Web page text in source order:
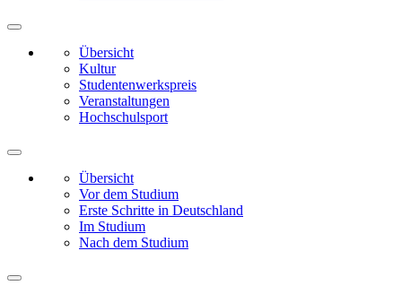
Übersicht
Kultur
Studentenwerkspreis
Veranstaltungen
Hochschulsport
Übersicht
Vor dem Studium
Erste Schritte in Deutschland
Im Studium
Nach dem Studium